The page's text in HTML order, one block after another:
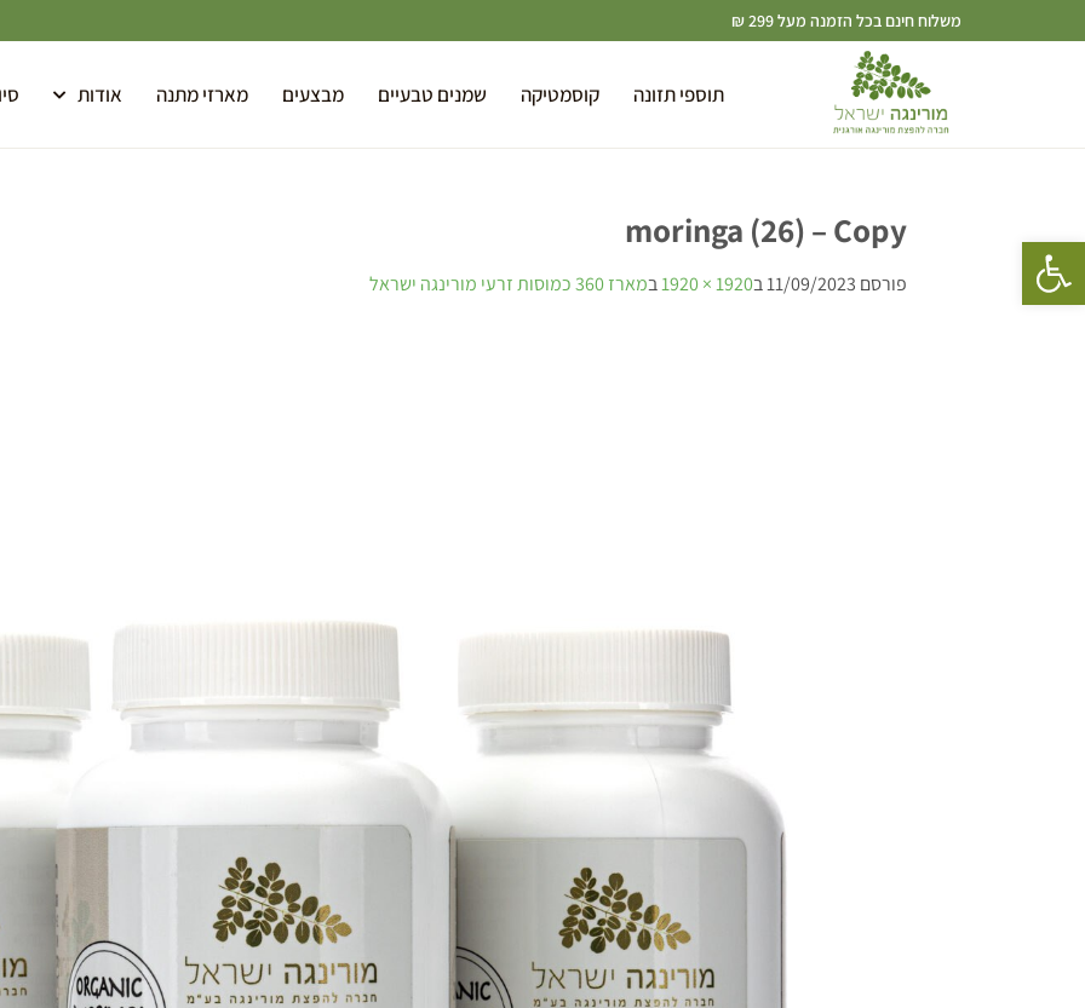
פתח סרגל נגישות
משלוח חינם בכל הזמנה מעל 299 ₪
תוספי תזונה קוסמטיקה שמנים טבעיים מבצעים מארזי מתנה אודות
moringa (26) – Copy
פורסם 11/09/2023ב1920 × 1920 במארז 360 כמוסות זרעי מורינגה ישראל